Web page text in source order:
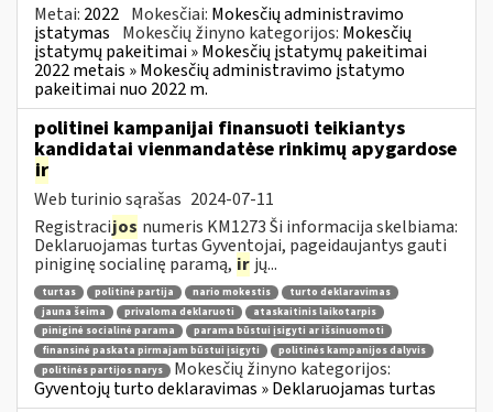
Metai: 2022 Mokesčiai: Mokesčių administravimo
įstatymas Mokesčių žinyno kategorijos: Mokesčių
įstatymų pakeitimai » Mokesčių įstatymų pakeitimai
2022 metais » Mokesčių administravimo įstatymo
pakeitimai nuo 2022 m.
politinei kampanijai finansuoti teikiantys
kandidatai vienmandatėse rinkimų apygardose
ir
Web turinio sąrašas 2024-07-11
Registracijos numeris KM1273 Ši informacija skelbiama:
Deklaruojamas turtas Gyventojai, pageidaujantys gauti
piniginę socialinę paramą, ir jų...
turtas politinė partija nario mokestis
turto deklaravimas
jauna šeima
privaloma deklaruoti
ataskaitinis laikotarpis
piniginė socialinė parama
parama būstui įsigyti ar išsinuomoti
finansinė paskata pirmajam būstui įsigyti
politinės kampanijos dalyvis
politinės partijos narys
Mokesčių žinyno kategorijos:
Gyventojų turto deklaravimas » Deklaruojamas turtas